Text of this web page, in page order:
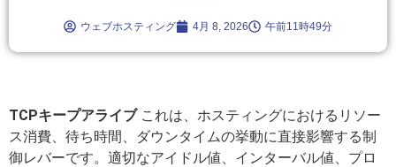
ウェブホスティング 4月 8, 2026 午前11時49分
TCPキープアライブこれは、ホスティングにおけるリソー
ス消費、待ち時間、ダウンタイムの挙動に直接影響する制
御レバーです。適切なアイドル値、インターバル値、プロ